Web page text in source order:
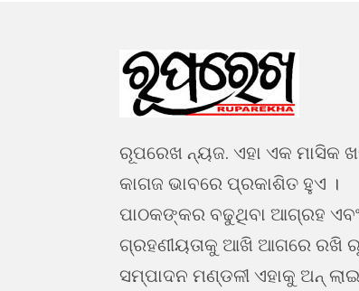
ରୂପରେଖ ନ୍ୟଜ. ଏହା ଏକ ମାସିକ
କାଗଜ ଭାବରେ ପ୍ରକାଶିତ ହୁଏ ।
ପାଠକଙ୍କର ବଢୁଥିବା ଆଗ୍ରହ ଏବଂ
ଗ୍ରହଣୀୟତାକୁ ଆଖି ଆଗରେ ରଖି
ସମ୍ପାଦନ ମଣ୍ଡଳୀ ଏହାକୁ ଅନ୍